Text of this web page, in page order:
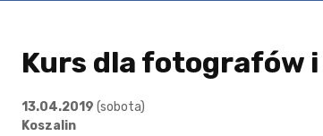
Kurs dla fotografów
13.04.2019 (sobota)
Koszalin